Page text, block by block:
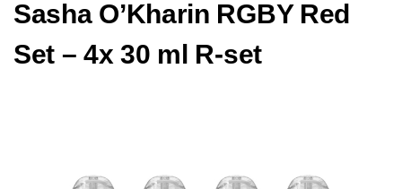
Sasha O’Kharin RGBY Red
Set – 4x 30 ml R-set